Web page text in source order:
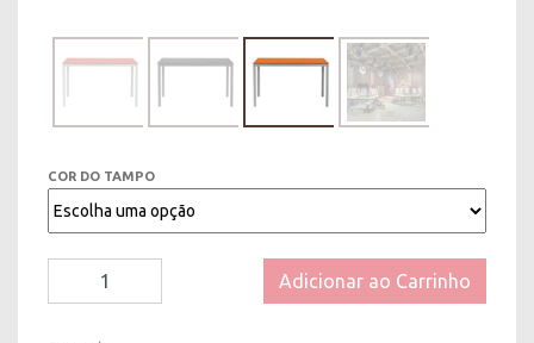
COR DO TAMPO
(padrão)
Adicionar ao Carrinho